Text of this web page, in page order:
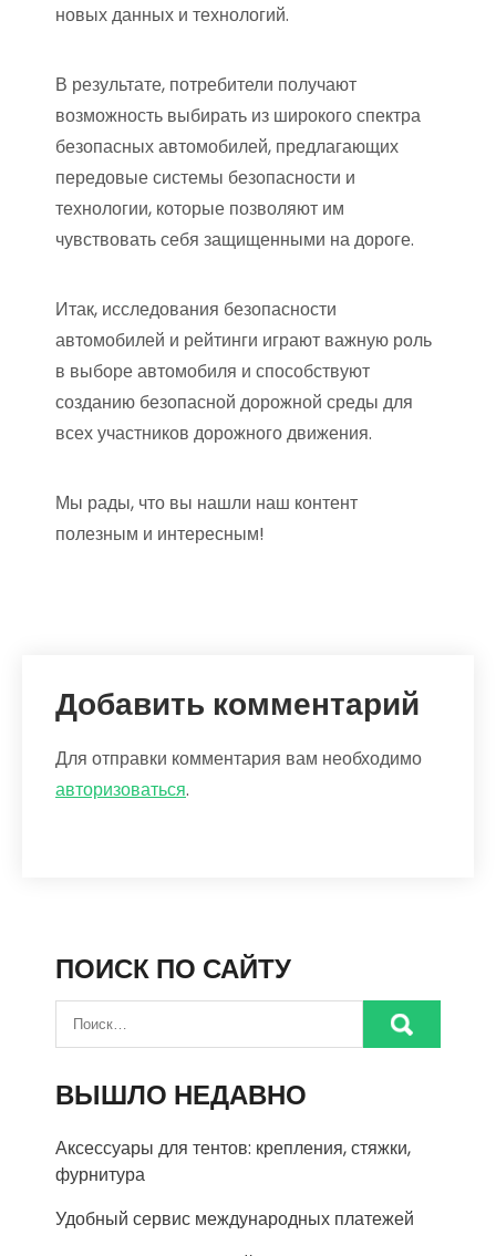
новых данных и технологий.
В результате, потребители получают
возможность выбирать из широкого спектра
безопасных автомобилей, предлагающих
передовые системы безопасности и
технологии, которые позволяют им
чувствовать себя защищенными на дороге.
Итак, исследования безопасности
автомобилей и рейтинги играют важную роль
в выборе автомобиля и способствуют
созданию безопасной дорожной среды для
всех участников дорожного движения.
Мы рады, что вы нашли наш контент
полезным и интересным!
Добавить комментарий
Для отправки комментария вам необходимо
авторизоваться.
ПОИСК ПО САЙТУ
ВЫШЛО НЕДАВНО
Аксессуары для тентов: крепления, стяжки,
фурнитура
Удобный сервис международных платежей